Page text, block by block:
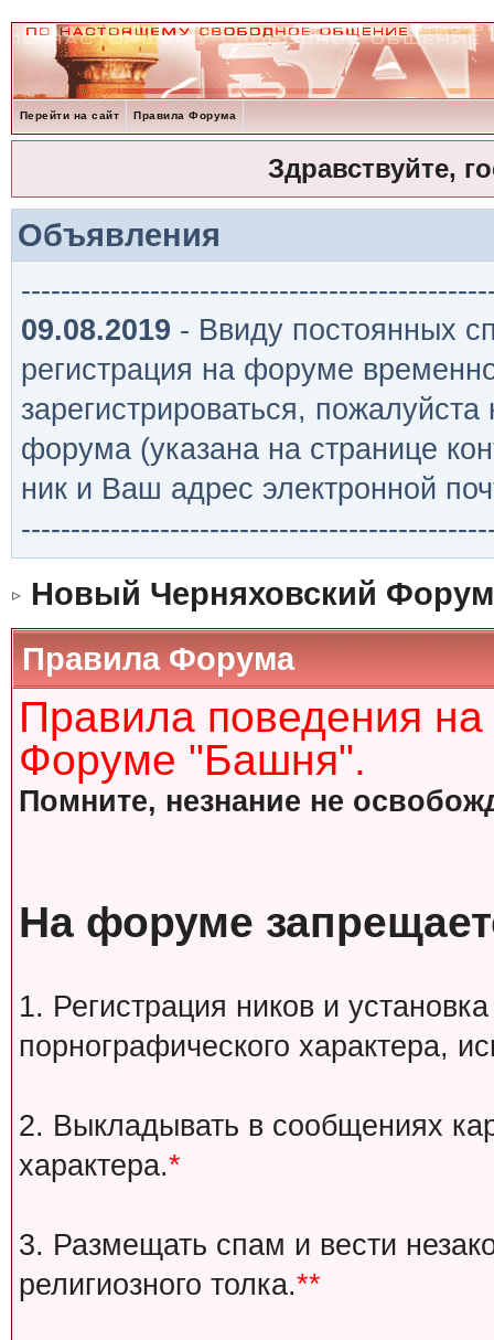
Перейти на сайт Правила Форума
Здравствуйте,
Объявления
09.08.2019 - Ввиду постоянных
регистрация на форуме
зарегистрироваться,
форума (указана на странице
ник и Ваш адрес электронной
Новый Черняховский Форум
Правила Форума
Правила поведения
Форуме "Башня".
Помните, незнание не
На форуме
1. Регистрация ников и
порнографического характера,
2. Выкладывать в сообщениях
характера.*
3. Размещать спам и вести
религиозного толка.**